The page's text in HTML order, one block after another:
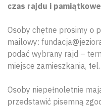
czas rajdu i
Osoby chętne prosimy o
mailowy:
podać wybrany rajd –
miejsce zamieszkania,
Osoby niepełnoletnie
przedstawić pisemną